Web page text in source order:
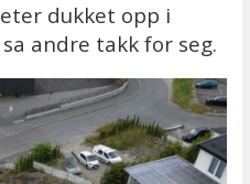
dukket opp i
andre takk for seg.